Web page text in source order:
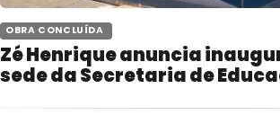
OBRA CONCLUÍDA
Zé Henrique anuncia
sede da Secretaria de